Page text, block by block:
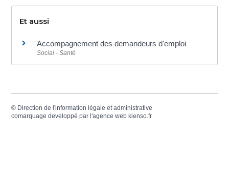
Et aussi
Accompagnement des demandeurs d'emploi
Social - Santé
© Direction de l'information légale et administrative
comarquage developpé par l'agence web kienso.fr